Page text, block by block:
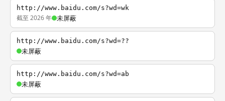
http://www.baidu.com/s?wd=wk
截至 2026 年 未屏蔽
http://www.baidu.com/s?wd=??
未屏蔽
http://www.baidu.com/s?wd=ab
未屏蔽